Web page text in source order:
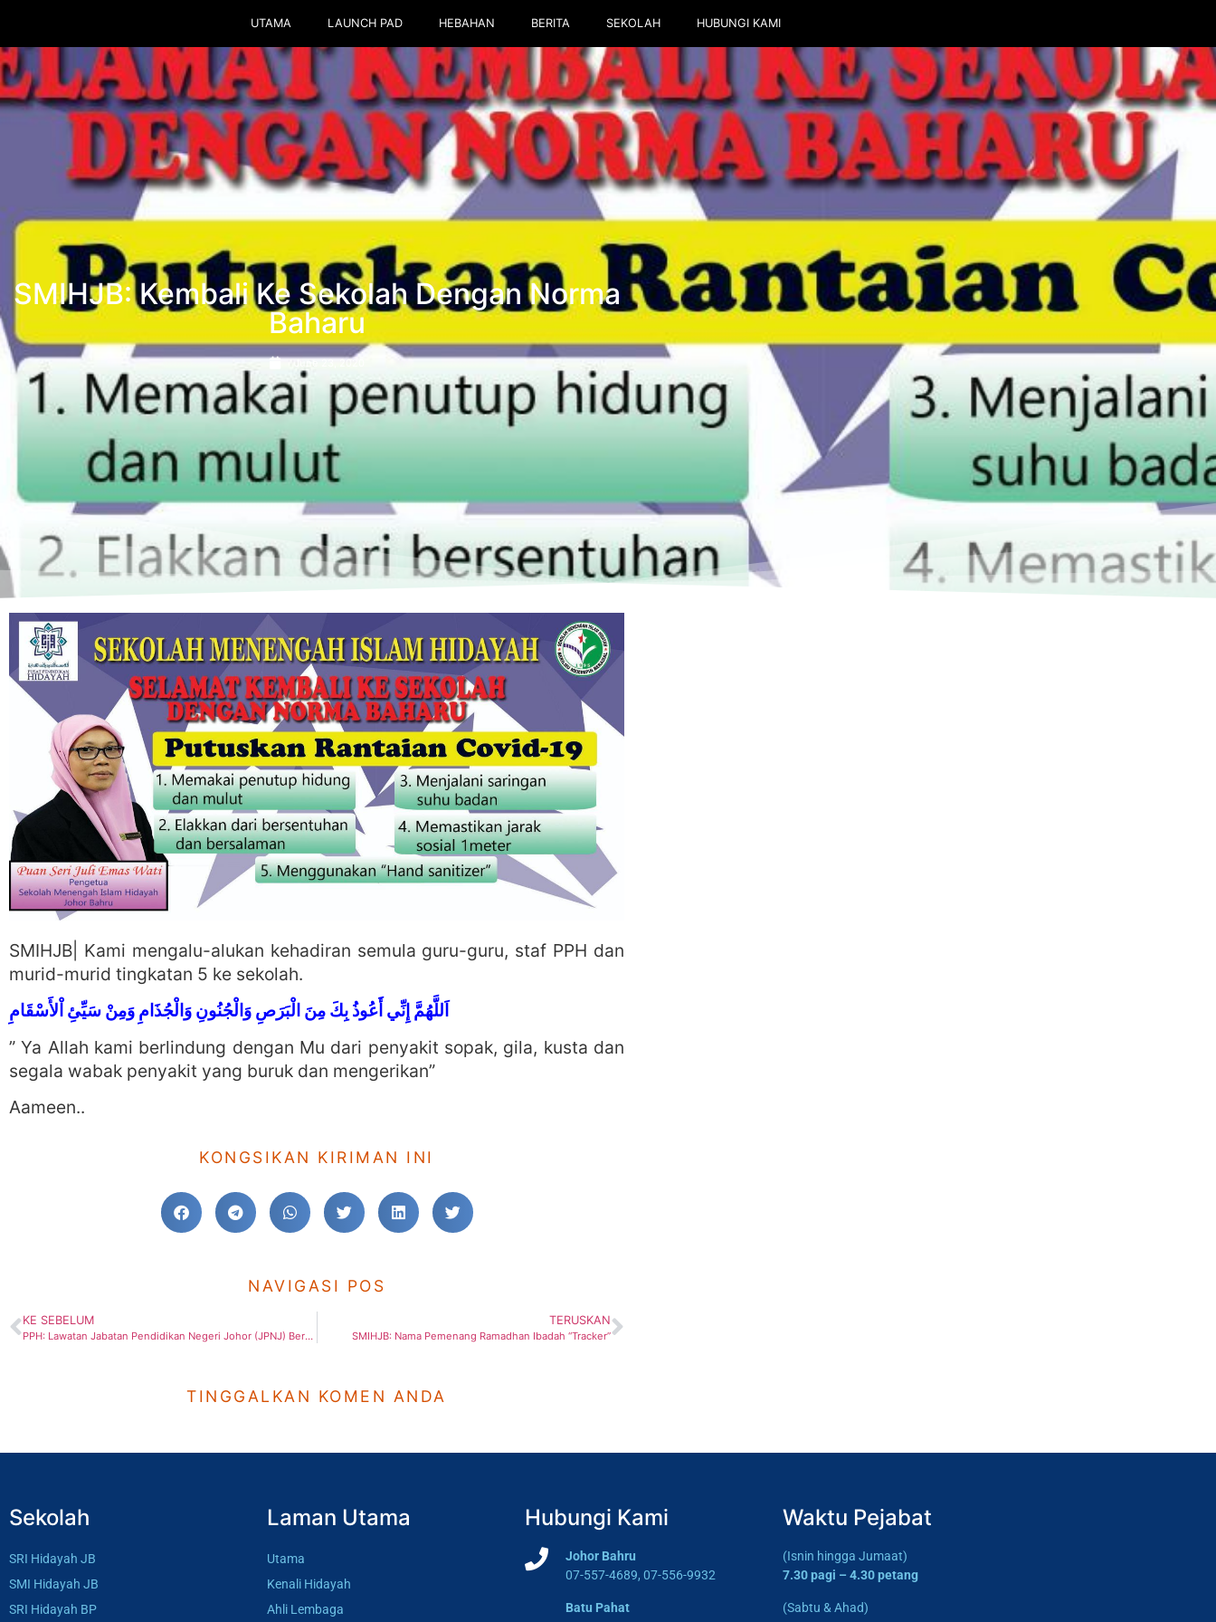
UTAMA LAUNCH PAD HEBAHAN BERITA SEKOLAH HUBUNGI KAMI
SMIHJB: Kembali Ke Sekolah Dengan Norma
Baharu
June 23, 2020
SMIHJB| Kami mengalu-alukan kehadiran semula guru-guru, staf PPH dan
murid-murid tingkatan 5 ke sekolah.
اَللَّهُمَّ إِنِّي أَعُوذُ بِكَ مِنَ الْبَرَصِ وَالْجُنُونِ وَالْجُذَامِ وَمِنْ سَيِّئِ اْلأَسْقَامِ
” Ya Allah kami berlindung dengan Mu dari penyakit sopak, gila, kusta dan
segala wabak penyakit yang buruk dan mengerikan”
Aameen..
KONGSIKAN KIRIMAN INI
NAVIGASI POS
KE SEBELUM
PPH: Lawatan Jabatan Pendidikan Negeri Johor (JPNJ) Berkaitan Pengurusan Pembukaan Sekolah Pasca PKP Covid-19
TERUSKAN
SMIHJB: Nama Pemenang Ramadhan Ibadah “Tracker”
TINGGALKAN KOMEN ANDA
Sekolah
SRI Hidayah JB
SMI Hidayah JB
SRI Hidayah BP
Laman Utama
Utama
Kenali Hidayah
Ahli Lembaga
Hubungi Kami
Johor Bahru
07-557-4689, 07-556-9932
Batu Pahat
Waktu Pejabat
(Isnin hingga Jumaat)
7.30 pagi – 4.30 petang
(Sabtu & Ahad)